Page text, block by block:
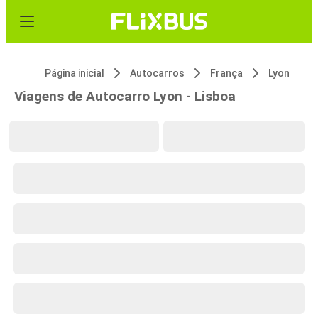
Página inicial Autocarros França Lyon
Viagens de Autocarro Lyon - Lisboa